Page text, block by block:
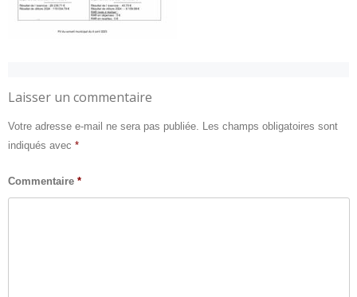
Laisser un commentaire
Votre adresse e-mail ne sera pas publiée. Les champs obligatoires sont
indiqués avec *
Commentaire *